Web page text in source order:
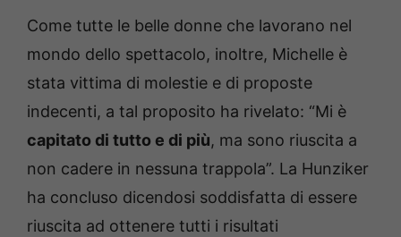
Come tutte le belle donne che lavorano nel
mondo dello spettacolo, inoltre, Michelle è
stata vittima di molestie e di proposte
indecenti, a tal proposito ha rivelato: “Mi è
capitato di tutto e di più, ma sono riuscita a
non cadere in nessuna trappola”. La Hunziker
ha concluso dicendosi soddisfatta di essere
riuscita ad ottenere tutti i risultati